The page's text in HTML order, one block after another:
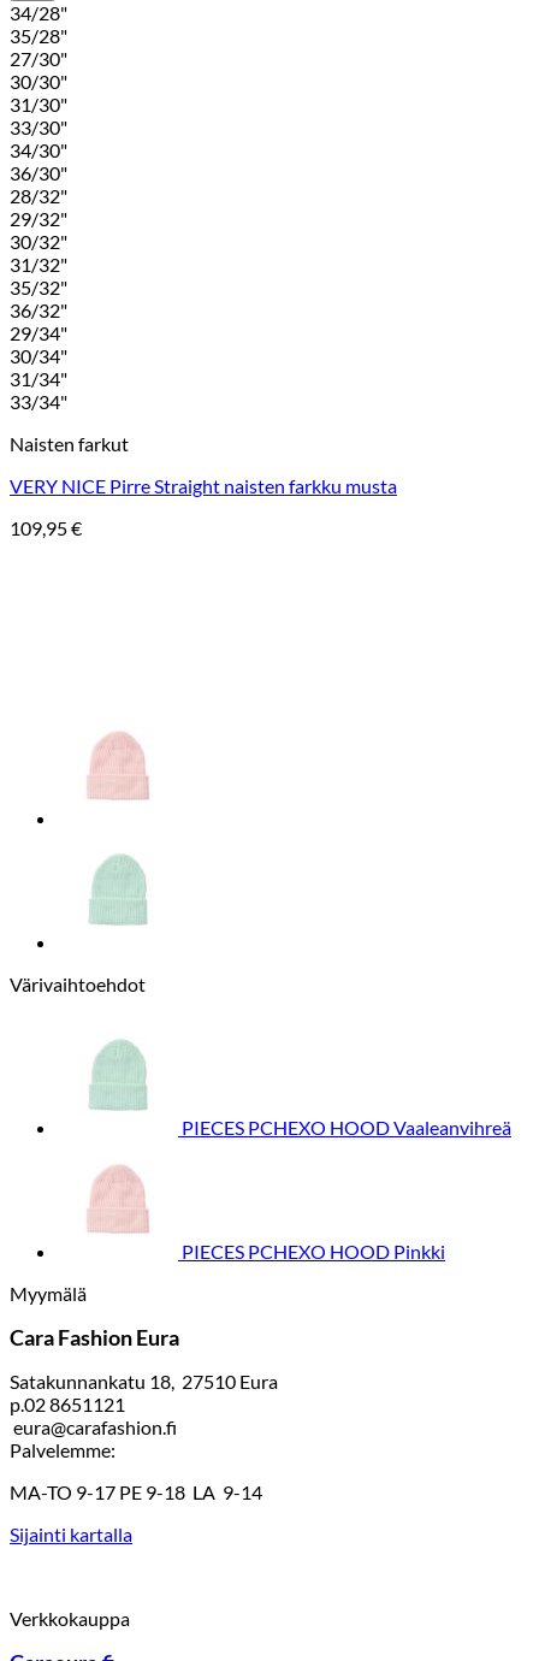
34/28"
35/28"
27/30"
30/30"
31/30"
33/30"
34/30"
36/30"
28/32"
29/32"
30/32"
31/32"
35/32"
36/32"
29/34"
30/34"
31/34"
33/34"
Naisten farkut
VERY NICE Pirre Straight naisten farkku musta
109,95€
Värivaihtoehdot
PIECES PCHEXO HOOD Vaaleanvihreä
PIECES PCHEXO HOOD Pinkki
Myymälä
Cara Fashion Eura
Satakunnankatu 18, 27510 Eura
p.02 8651121
eura@carafashion.fi
Palvelemme:
MA-TO 9-17 PE 9-18 LA 9-14
Sijainti kartalla
Verkkokauppa